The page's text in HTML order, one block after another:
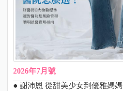
2026年7月號
● 謝沛恩 從甜美少女到優雅媽媽